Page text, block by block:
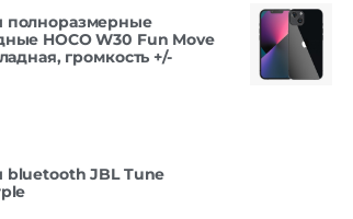
полноразмерные
HOCO W30 Fun Move
громкость +/-
JBL Tune